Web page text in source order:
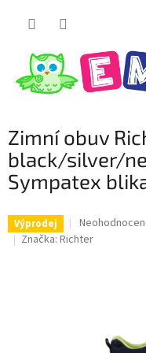
Zimní obuv
black/silver/
Sympatex
Výprodej
Průměrné
hodnocení
Značka: Richter